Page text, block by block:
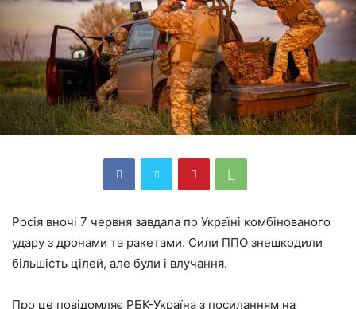
Росія вночі 7 червня завдала по Україні комбінованого
удару з дронами та ракетами. Сили ППО знешкодили
більшість цілей, але були і влучання.
Про це повідомляє РБК-Україна з посиланням на